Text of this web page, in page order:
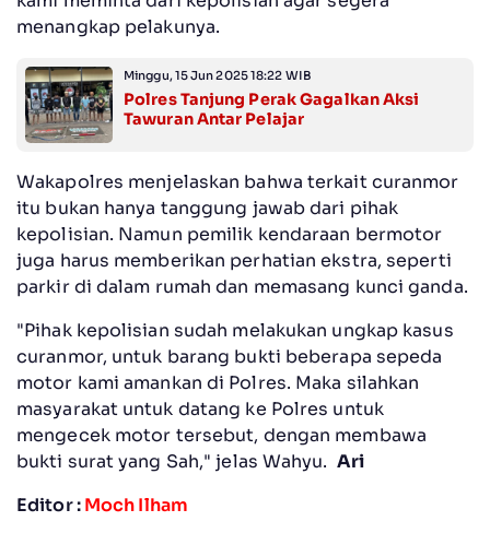
menangkap pelakunya.
Minggu, 15 Jun 2025 18:22 WIB
Polres Tanjung Perak Gagalkan Aksi
Tawuran Antar Pelajar
Wakapolres menjelaskan bahwa terkait curanmor
itu bukan hanya tanggung jawab dari pihak
kepolisian. Namun pemilik kendaraan bermotor
juga harus memberikan perhatian ekstra, seperti
parkir di dalam rumah dan memasang kunci ganda.
"Pihak kepolisian sudah melakukan ungkap kasus
curanmor, untuk barang bukti beberapa sepeda
motor kami amankan di Polres. Maka silahkan
masyarakat untuk datang ke Polres untuk
mengecek motor tersebut, dengan membawa
bukti surat yang Sah," jelas Wahyu. Ari
Editor :Moch Ilham